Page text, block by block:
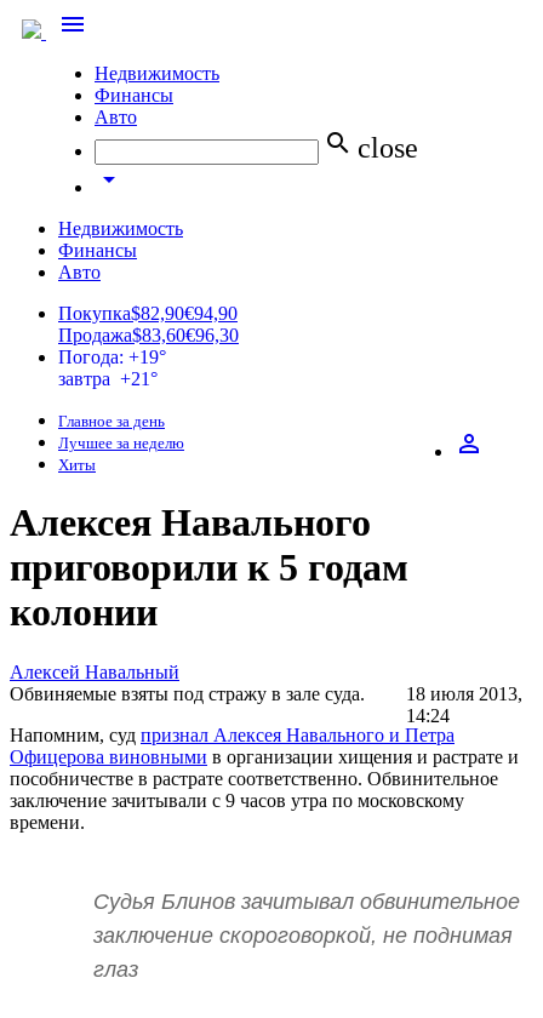
menu
Недвижимость
Финансы
Авто
search close
arrow_drop_down
Недвижимость
Финансы
Авто
Покупка$82,90€94,90
Продажа$83,60€96,30
Погода: +19°
завтра +21°
perm_identity
Главное за день
Лучшее за неделю
Хиты
Алексея Навального
приговорили к 5 годам
колонии
Алексей Навальный
18 июля 2013,
14:24
Обвиняемые взяты под стражу в зале суда.
Напомним, суд признал Алексея Навального и Петра
Офицерова виновными в организации хищения и растрате и
пособничестве в растрате соответственно. Обвинительное
заключение зачитывали с 9 часов утра по московскому
времени.
Судья Блинов зачитывал обвинительное
заключение скороговоркой, не поднимая
глаз